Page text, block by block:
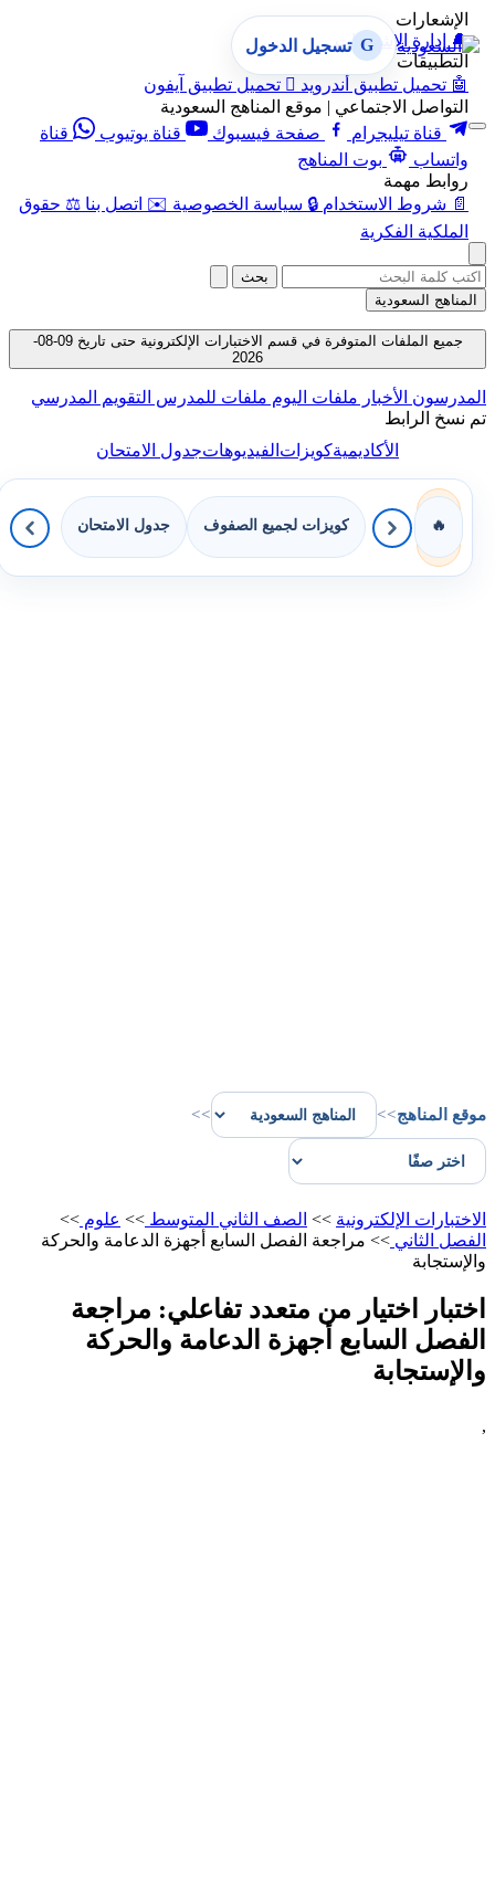
الإشعارات
🔔
إدارة الإشعارات
التطبيقات
🤖 تحميل تطبيق أندرويد  تحميل تطبيق آيفون
التواصل الاجتماعي | موقع المناهج السعودية
قناة تيليجرام
صفحة فيسبوك قناة يوتيوب
قناة
واتساب
بوت المناهج
روابط مهمة
📄 شروط الاستخدام 🔒 سياسة الخصوصية ✉️ اتصل بنا ⚖️ حقوق
الملكية الفكرية
G تسجيل الدخول
بحث
المناهج السعودية
جميع الملفات المتوفرة في قسم الاختبارات الإلكترونية حتى تاريخ 09-08-
2026
المدرسون الأخبار ملفات اليوم ملفات للمدرس التقويم المدرسي
تم نسخ الرابط
الأكاديميةكويزاتالفيديوهاتجدول الامتحان
🔥 كويزات لجميع الصفوف جدول الامتحان
موقع المناهج>>
>>
الاختبارات الإلكترونية >> الصف الثاني المتوسط >> علوم >>
الفصل الثاني >> مراجعة الفصل السابع أجهزة الدعامة والحركة
والإستجابة
اختبار اختيار من متعدد تفاعلي: مراجعة
الفصل السابع أجهزة الدعامة والحركة
والإستجابة